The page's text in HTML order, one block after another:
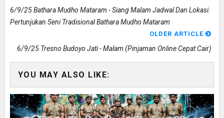
6/9/25 Bathara Mudho Mataram - Siang Malam Jadwal Dan Lokasi:
Pertunjukan Seni Tradisional Bathara Mudho Mataram
OLDER ARTICLE
6/9/25 Tresno Budoyo Jati - Malam (pinjaman Online Cepat Cair)
YOU MAY ALSO LIKE: